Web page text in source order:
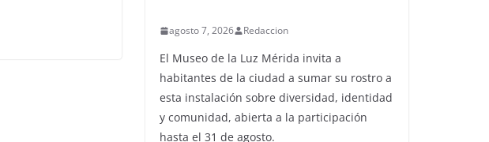
agosto 7, 2026 Redaccion
El Museo de la Luz Mérida invita a
habitantes de la ciudad a sumar su rostro a
esta instalación sobre diversidad, identidad
y comunidad, abierta a la participación
hasta el 31 de agosto.